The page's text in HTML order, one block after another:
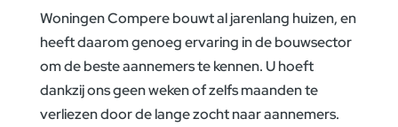
Woningen Compere bouwt al jarenlang huizen, en
heeft daarom genoeg ervaring in de bouwsector
om de beste aannemers te kennen. U hoeft
dankzij ons geen weken of zelfs maanden te
verliezen door de lange zocht naar aannemers.